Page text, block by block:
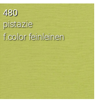
480
pistazie
f.color feinleinen